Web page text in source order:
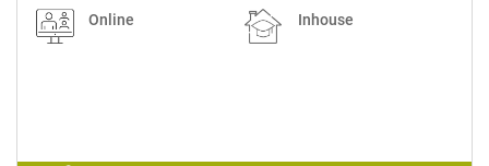
Online Inhouse